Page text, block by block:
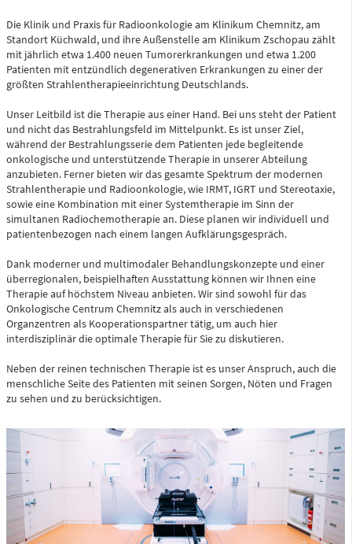
Für Erwachsene:
0371 - 333 12600
(Haus 2)
Für Kinder:
0371 - 333 12200
(Haus 8)
Zentrale Notaufnahme
(0 bis 24 Uhr)
Für alle dringenden und lebensbedrohlichen medizinischen
Notfälle (Flemmingstraße 2)
Telefon
0371 - 333 35500
Notfall-Cardio-Hotline
(0 bis 24 Uhr)
Für kardiologische Notfälle (zum Beispiel Herzinfarkt)
Die Klinik und Praxis für Radioonkologie am Klinikum Chemnitz, am
Standort Küchwald, und ihre Außenstelle am Klinikum Zschopau zählt
mit jährlich etwa 1.400 neuen Tumorerkrankungen und etwa 1.200
Patienten mit entzündlich degenerativen Erkrankungen zu einer der
größten Strahlentherapieeinrichtung Deutschlands.
Unser Leitbild ist die Therapie aus einer Hand. Bei uns steht der Patient
und nicht das Bestrahlungsfeld im Mittelpunkt. Es ist unser Ziel,
während der Bestrahlungsserie dem Patienten jede begleitende
onkologische und unterstützende Therapie in unserer Abteilung
anzubieten. Ferner bieten wir das gesamte Spektrum der modernen
Strahlentherapie und Radioonkologie, wie IRMT, IGRT und Stereotaxie,
sowie eine Kombination mit einer Systemtherapie im Sinn der
simultanen Radiochemotherapie an. Diese planen wir individuell und
patientenbezogen nach einem langen Aufklärungsgespräch.
Dank moderner und multimodaler Behandlungskonzepte und einer
überregionalen, beispielhaften Ausstattung können wir Ihnen eine
Therapie auf höchstem Niveau anbieten. Wir sind sowohl für das
Onkologische Centrum Chemnitz als auch in verschiedenen
Organzentren als Kooperationspartner tätig, um auch hier
interdisziplinär die optimale Therapie für Sie zu diskutieren.
Neben der reinen technischen Therapie ist es unser Anspruch, auch die
menschliche Seite des Patienten mit seinen Sorgen, Nöten und Fragen
zu sehen und zu berücksichtigen.